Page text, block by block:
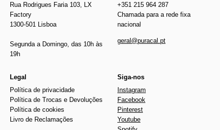
Rua Rodrigues Faria 103, LX
Factory
1300-501 Lisboa
Segunda a Domingo, das 10h às
19h
+351 215 964 287
Chamada para a rede fixa
nacional
geral@puracal.pt
Legal
Política de privacidade
Política de Trocas e Devoluções
Política de cookies
Livro de Reclamações
Siga-nos
Instagram
Facebook
Pinterest
Youtube